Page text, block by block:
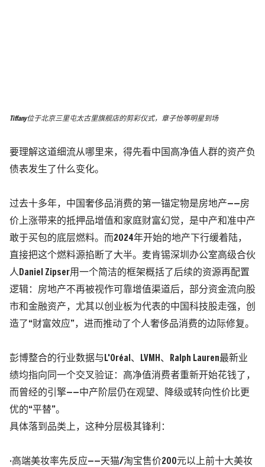
Tiffany位于北京三里屯太古里旗舰店的剪彩仪式，章子怡等明星到场
要理解这道细流从哪里来，得先看中国高净值人群的资产负
债表发生了什么变化。
过去十多年，中国奢侈品消费的第一锚定物是房地产——房
价上涨带来的抵押品增值和家庭财富幻觉，是中产和准中产
敢于买包的底层燃料。而2024年开始的地产下行缓着陆，
直接把这个燃料源掐断了大半。 麦肯锡深圳办公室高级合伙
人Daniel Zipser用一个简洁的框架概括了后续的资源再配置
逻辑：房地产不再被视作可靠增值渠道后，部分资金流向股
市和金融资产，尤其以创业板为代表的中国科技股走强，创
造了“财富效应”，进而推动了个人奢侈品消费的边际修复。
彭博整合的行业数据与L'Oréal、LVMH、 Ralph Lauren最新业
绩均指向同一个交叉验证：高净值消费者重新开始花钱了，
而曾经的引擎——中产阶层仍在观望、降级或转向性价比更
优的“平替”。
具体落到品类上，这种分层极其锋利：
·高端美妆率先反应——天猫/淘宝售价200元以上前十大美妆